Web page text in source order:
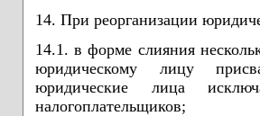
14. При реорганизации
14.1. в форме слияния
юридическому лицу
юридические лица
налогоплательщиков;